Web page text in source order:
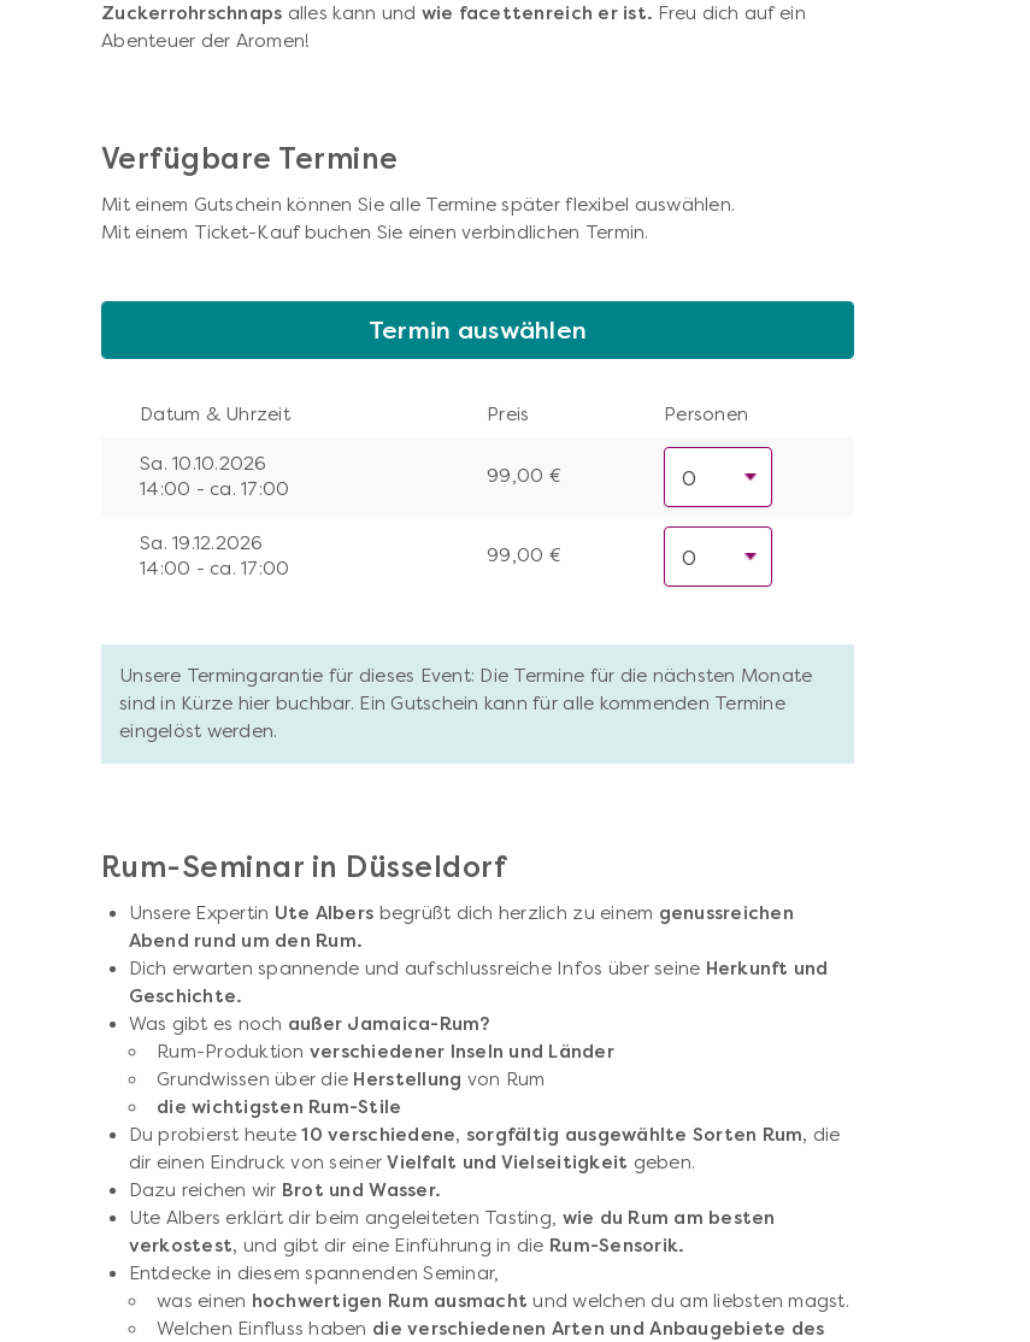
Zuckerrohrschnaps alles kann und wie facettenreich er ist. Freu dich auf ein
Abenteuer der Aromen!
Verfügbare Termine
Mit einem Gutschein können Sie alle Termine später flexibel auswählen.
Mit einem Ticket-Kauf buchen Sie einen verbindlichen Termin.
Termin auswählen
Datum & Uhrzeit Preis Personen
Sa. 10.10.2026
14:00 - ca. 17:00
99,00 €
Sa. 19.12.2026
14:00 - ca. 17:00
99,00 €
Unsere Termingarantie für dieses Event: Die Termine für die nächsten Monate
sind in Kürze hier buchbar. Ein Gutschein kann für alle kommenden Termine
eingelöst werden.
Rum-Seminar in Düsseldorf
Unsere Expertin Ute Albers begrüßt dich herzlich zu einem genussreichen
Abend rund um den Rum.
Dich erwarten spannende und aufschlussreiche Infos über seine Herkunft und
Geschichte.
Was gibt es noch außer Jamaica-Rum?
Rum-Produktion verschiedener Inseln und Länder
Grundwissen über die Herstellung von Rum
die wichtigsten Rum-Stile
Du probierst heute10 verschiedene, sorgfältig ausgewählte Sorten Rum, die
dir einen Eindruck von seinerVielfalt und Vielseitigkeit geben.
Dazu reichen wir Brot und Wasser.
Ute Albers erklärt dir beim angeleiteten Tasting, wie du Rum am besten
verkostest, und gibt dir eine Einführung in die Rum-Sensorik.
Entdecke in diesem spannenden Seminar,
was einen hochwertigen Rum ausmacht und welchen du am liebsten magst.
Welchen Einfluss haben die verschiedenen Arten und Anbaugebiete des